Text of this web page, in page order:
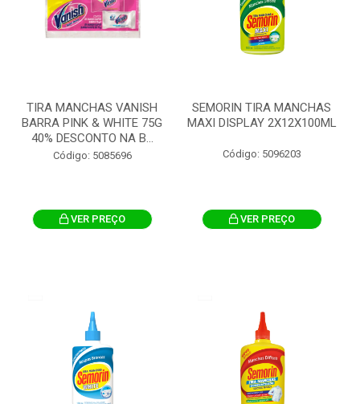
TIRA MANCHAS VANISH
BARRA PINK & WHITE 75G
40% DESCONTO NA B...
Código: 5085696
VER PREÇO
SEMORIN TIRA MANCHAS
MAXI DISPLAY 2X12X100ML
Código: 5096203
VER PREÇO